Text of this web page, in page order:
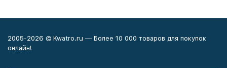
2005-2026 © Kwatro.ru — Более 10 000 товаров для покупок
онлайн!